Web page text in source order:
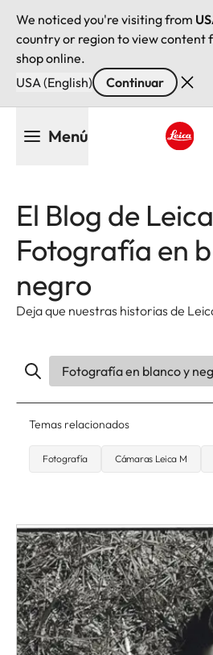
We noticed you're visiting from
country or region to view content
shop online.
USA (English)
Continuar
Menú
El Blog de
Fotografía en
negro
Deja que nuestras historias de
Fotografía en blanco y
Temas relacionados
Fotografía Cámaras Leica M